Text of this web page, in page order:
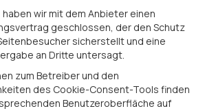
wir mit dem Anbieter einen
geschlossen, der den Schutz
sicherstellt und eine
an Dritte untersagt.
zum Betreiber und den
des Cookie-Consent-Tools finden
Benutzeroberfläche auf